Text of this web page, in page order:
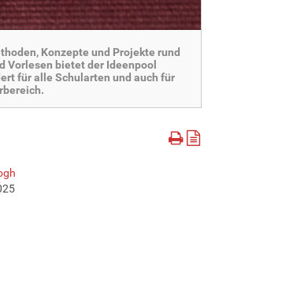
Konzepte und Projekte rund
Vorlesen bietet der Ideenpool
für alle Schularten und auch für